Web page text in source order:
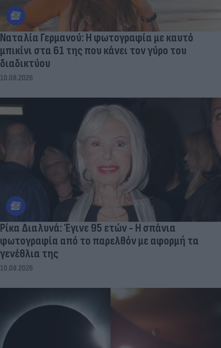
Ναταλία Γερμανού: Η φωτογραφία με καυτό
μπικίνι στα 61 της που κάνει τον γύρο του
διαδικτύου
10.08.2026
Ρίκα Διαλυνά: Έγινε 95 ετών - Η σπάνια
φωτογραφία από το παρελθόν με αφορμή τα
γενέθλια της
10.08.2026